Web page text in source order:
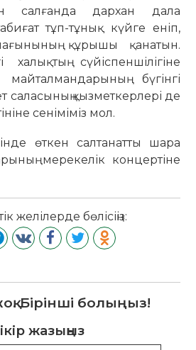
салғанда дархан дала
тұп-тұнық күйге еніп,
құрышы қанатын.
халықтың сүйіспеншілігіне
бүгінгі
саласының қызметкерлері де
сеніміміз мол.
өткен салтанатты шара
мерекелік концертіне
желілерде бөлісіңіз:
Бірінші болыңыз!
жазыңыз